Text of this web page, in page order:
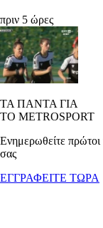
πριν 5 ώρες
ΤΑ ΠΑΝΤΑ ΓΙΑ
ΤΟ METROSPORT
Ενημερωθείτε πρώτοι
σας
ΕΓΓΡΑΦΕΙΤΕ ΤΩΡΑ